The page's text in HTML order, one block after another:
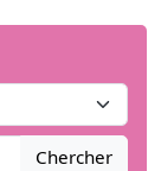
Chercher